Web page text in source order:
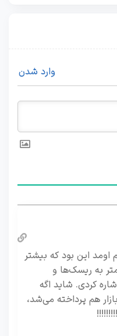
وارد شدن
این بود که بیشتر
به ریسک‌ها و
کردی. شاید اگه
هم پرداخته می‌شد،